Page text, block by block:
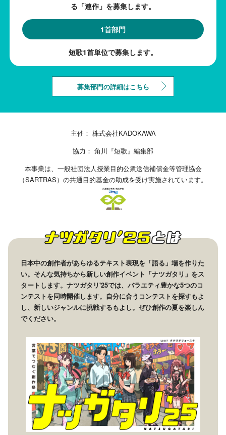
る「連作」を募集します。
1首部門
短歌1首単位で募集します。
募集部門の詳細はこちら
主催： 株式会社KADOKAWA
協力： 角川『短歌』編集部
本事業は、一般社団法人授業目的公衆送信補償金等管理協会
（SARTRAS）の共通目的基金の助成を受け実施されています。
日本中の創作者があらゆるテキスト表現を「語る」場を作りた
い。そんな気持ちから新しい創作イベント「ナツガタリ」をス
タートします。ナツガタリ'25では、バラエティ豊かな5つのコ
ンテストを同時開催します。自分に合うコンテストを探すもよ
し、新しいジャンルに挑戦するもよし。ぜひ創作の夏を楽しん
でください。